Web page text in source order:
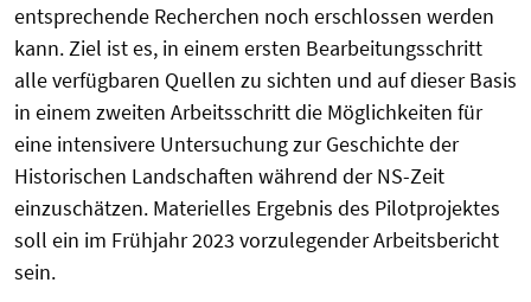
entsprechende Recherchen noch erschlossen werden
kann. Ziel ist es, in einem ersten Bearbeitungsschritt
alle verfügbaren Quellen zu sichten und auf dieser Basis
in einem zweiten Arbeitsschritt die Möglichkeiten für
eine intensivere Untersuchung zur Geschichte der
Historischen Landschaften während der NS-Zeit
einzuschätzen. Materielles Ergebnis des Pilotprojektes
soll ein im Frühjahr 2023 vorzulegender Arbeitsbericht
sein.